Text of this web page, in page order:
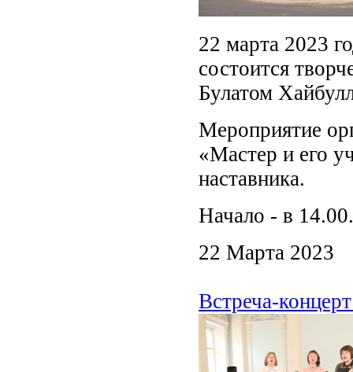
22 марта 2023
состоится
Булатом
Мероприятие
«Мастер и его
наставника.
Начало - в
22 Марта 2023
Встреча-